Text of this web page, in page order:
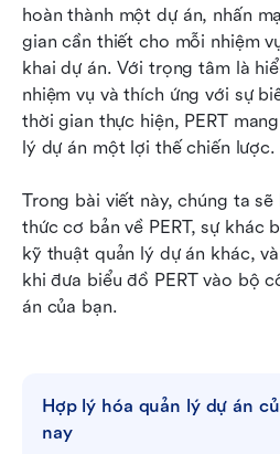
hoàn thành một dự án, nhấn
gian cần thiết cho mỗi nhiệm
khai dự án. Với trọng tâm là
nhiệm vụ và thích ứng với sự
thời gian thực hiện, PERT
lý dự án một lợi thế chiến lược.
Trong bài viết này, chúng ta
thức cơ bản về PERT, sự khác
kỹ thuật quản lý dự án khác,
khi đưa biểu đồ PERT vào bộ
án của bạn.
Hợp lý hóa quản lý dự án
nay
Khi nào sử dụng biểu đồ
Kết luận
Câu hỏi thường gặp
Đọc liên quan